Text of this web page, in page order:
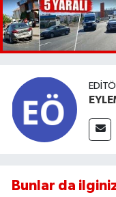
Bunlar da